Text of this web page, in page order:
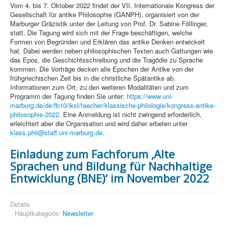
Vom 4. bis 7. Oktober 2022 findet der VII. Internationale Kongress der
Gesellschaft für antike Philosophie (GANPH), organisiert von der
Marburger Gräzistik unter der Leitung von Prof. Dr. Sabine Föllinger,
statt. Die Tagung wird sich mit der Frage beschäftigen, welche
Formen von Begründen und Erklären das antike Denken entwickelt
hat. Dabei werden neben philosophischen Texten auch Gattungen wie
das Epos, die Geschichtsschreibung und die Tragödie zu Sprache
kommen. Die Vorträge decken alle Epochen der Antike von der
frühgriechischen Zeit bis in die christliche Spätantike ab.
Informationen zum Ort, zu den weiteren Modalitäten und zum
Programm der Tagung finden Sie unter: https://www.uni-
marburg.de/de/fb10/iksl/faecher/klassische-philologie/kongress-antike-
philosophie-2022. Eine Anmeldung ist nicht zwingend erforderlich,
erleichtert aber die Organisation und wird daher erbeten unter
klass.phil@staff.uni-marburg.de.
Einladung zum Fachforum ‚Alte
Sprachen und Bildung für Nachhaltige
Entwicklung (BNE)‘ im November 2022
Details
Hauptkategorie: Newsletter